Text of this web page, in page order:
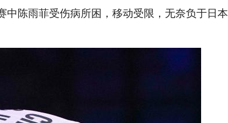
陈雨菲受伤病所困，移动受限，无奈负于日本